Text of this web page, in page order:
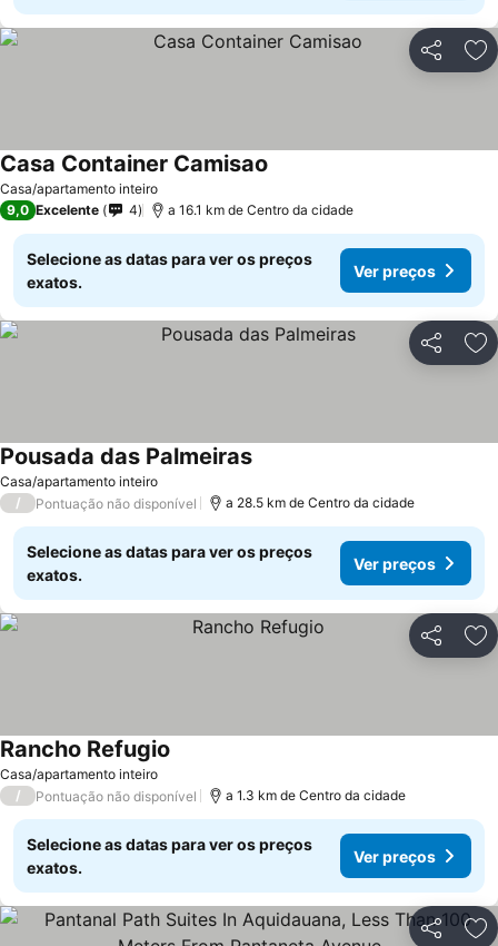
Partilhar
Casa/apartamento inteiro
Casa Container Camisao
9,0 Excelente 4 a 16.1 km de Centro da cidade
Selecione as datas para ver os preços
exatos.
Ver preços
Partilhar
Casa/apartamento inteiro
Pousada das Palmeiras
/ Pontuação não disponível a 28.5 km de Centro da cidade
Selecione as datas para ver os preços
exatos.
Ver preços
Partilhar
Casa/apartamento inteiro
Rancho Refugio
/ Pontuação não disponível a 1.3 km de Centro da cidade
Selecione as datas para ver os preços
exatos.
Ver preços
Partilhar